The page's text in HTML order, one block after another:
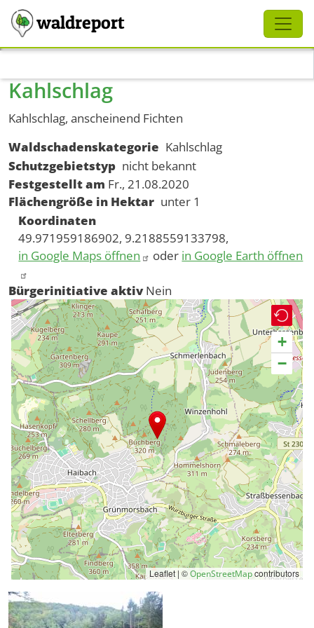
waldreport
Kahlschlag
Kahlschlag, anscheinend Fichten
Waldschadenskategorie Kahlschlag
Schutzgebietstyp nicht bekannt
Festgestellt am Fr., 21.08.2020
Flächengröße in Hektar unter 1
Koordinaten
49.971959186902, 9.2188559133798,
in Google Maps öffnen
oder in Google Earth öffnen
Bürgerinitiative aktiv Nein
+
−
Leaflet | ©OpenStreetMapcontributors
Schliessen